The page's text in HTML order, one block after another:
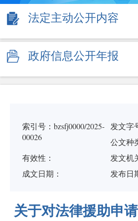
法定主动公开内容
政府信息公开年报
索引号：bzsfj0000/2025-
00026
发文字
公文种
有效性：
发文机
成文日期：
发布日
关于对法律援助申